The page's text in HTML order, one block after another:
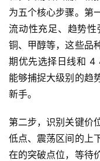
原
油
期
货
际
期
货
为五个核心步骤。第
流动性充足、趋势性
铜、甲醇等，这些品
期优先选择日线和 4
能够捕捉大级别的趋
新手。
第二步，识别关键价
低点、震荡区间的上
在的突破点位，等待